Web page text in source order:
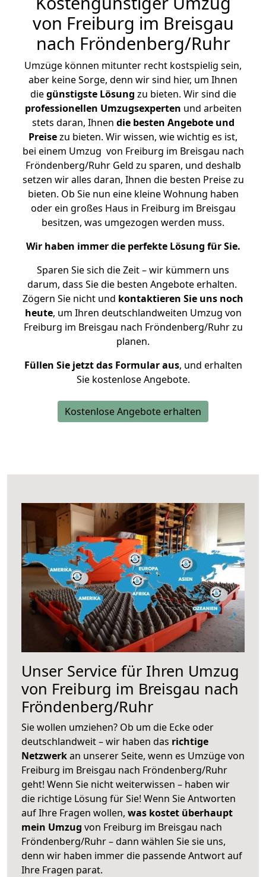
von Freiburg im Breisgau
nach Fröndenberg/Ruhr
Umzüge können mitunter recht kostspielig sein,
aber keine Sorge, denn wir sind hier, um Ihnen
diegünstigste Lösung zu bieten. Wir sind die
professionellen Umzugsexperten und arbeiten
stets daran, Ihnen die besten Angebote und
Preisezu bieten. Wir wissen, wie wichtig es ist,
bei einem Umzug von Freiburg im Breisgau nach
Fröndenberg/Ruhr Geld zu sparen, und deshalb
setzen wir alles daran, Ihnen die besten Preise zu
bieten. Ob Sie nun eine kleine Wohnung haben
oder ein großes Haus in Freiburg im Breisgau
besitzen, was umgezogen werden muss.
Wir haben immer die perfekte Lösung für Sie.
Sparen Sie sich die Zeit – wir kümmern uns
darum, dass Sie die besten Angebote erhalten.
Zögern Sie nicht und kontaktieren Sie uns noch
heute, um Ihren deutschlandweiten Umzug von
Freiburg im Breisgau nach Fröndenberg/Ruhr zu
planen.
Füllen Sie jetzt das Formular aus, und erhalten
Sie kostenlose Angebote.
Kostenlose Angebote erhalten
Unser Service für Ihren Umzug
von Freiburg im Breisgau nach
Fröndenberg/Ruhr
Sie wollen umziehen? Ob um die Ecke oder
deutschlandweit – wir haben das richtige
Netzwerkan unserer Seite, wenn es Umzüge von
Freiburg im Breisgau nach Fröndenberg/Ruhr
geht! Wenn Sie nicht weiterwissen – haben wir
die richtige Lösung für Sie! Wenn Sie Antworten
auf Ihre Fragen wollen, was kostet überhaupt
mein Umzug von Freiburg im Breisgau nach
Fröndenberg/Ruhr – dann wählen Sie sie uns,
denn wir haben immer die passende Antwort auf
Ihre Fragen parat.